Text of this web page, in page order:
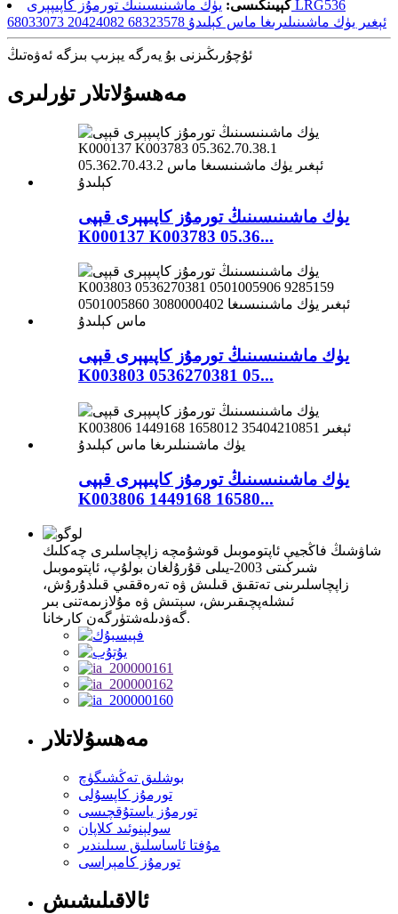
كېيىنكىسى: يۈك ماشىنىسىنىڭ تورمۇز كاپىپېرى LRG536
68033073 20424082 68323578 ئېغىر يۈك ماشىنىلىرىغا ماس كېلىدۇ
ئۇچۇرىڭىزنى بۇ يەرگە يېزىپ بىزگە ئەۋەتىڭ
مەھسۇلاتلار تۈرلىرى
يۈك ماشىنىسىنىڭ تورمۇز كاپىپېرى قېپى
K000137 K003783 05.36...
يۈك ماشىنىسىنىڭ تورمۇز كاپىپېرى قېپى
K003803 0536270381 05...
يۈك ماشىنىسىنىڭ تورمۇز كاپىپېرى قېپى
K003806 1449168 16580...
شاۋشىڭ فاڭجيې ئاپتوموبىل قوشۇمچە زاپچاسلىرى چەكلىك
شىركىتى 2003-يىلى قۇرۇلغان بولۇپ، ئاپتوموبىل
زاپچاسلىرىنى تەتقىق قىلىش ۋە تەرەققىي قىلدۇرۇش،
ئىشلەپچىقىرىش، سېتىش ۋە مۇلازىمەتنى بىر
گەۋدىلەشتۈرگەن كارخانا.
مەھسۇلاتلار
بوشلىق تەڭشىگۈچ
تورمۇز كاپسۇلى
تورمۇز ياستۇقچىسى
سولېنوئىد كلاپان
مۇفتا ئاساسلىق سىلىندىر
تورمۇز كامېراسى
ئالاقىلىشىش